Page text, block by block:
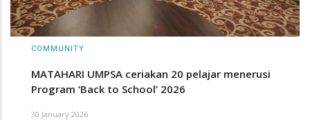
COMMUNITY
MATAHARI UMPSA ceriakan 20 pelajar menerusi
Program ‘Back to School’ 2026
30 January 2026